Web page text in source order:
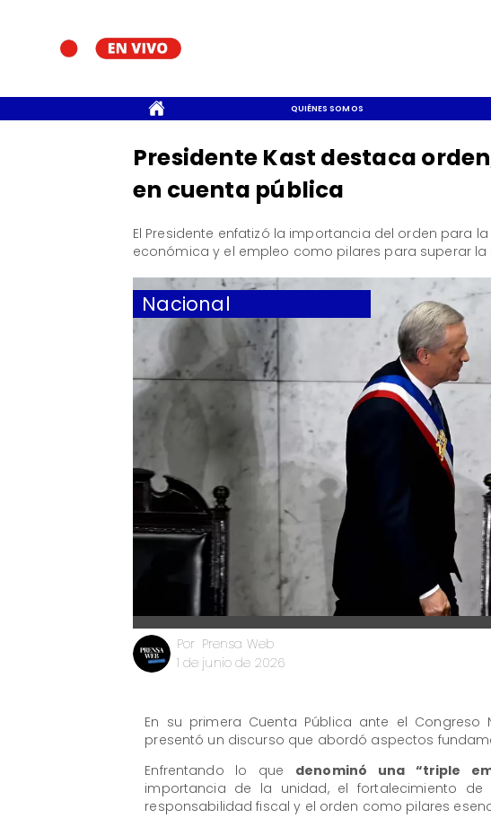
QUIÉNES SOMOS
Nacional
Prensa Web
Por
1 de junio de 2026
Presidente Kast destaca
en cuenta pública
El Presidente enfatizó la importancia del orden para
económica y el empleo como pilares para superar
En su primera Cuenta Pública ante el Congreso
presentó un discurso que abordó aspectos
Enfrentando lo que denominó una “triple
importancia de la unidad, el fortalecimiento
responsabilidad fiscal y el orden como pilares